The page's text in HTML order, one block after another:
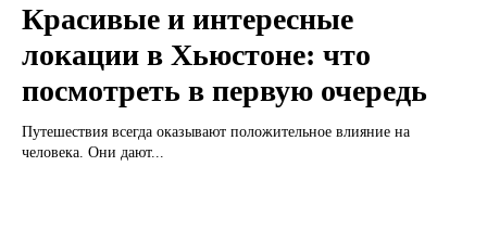
Красивые и интересные
локации в Хьюстоне: что
посмотреть в первую очередь
Путешествия всегда оказывают положительное влияние на
человека. Они дают...